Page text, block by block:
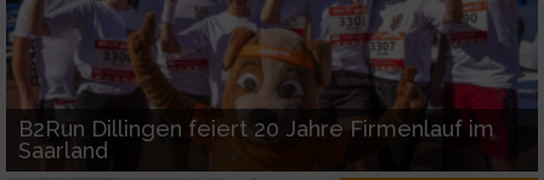
B2Run Dillingen feiert 20 Jahre Firmenlauf im
Saarland
Verwendung genauer Standortdaten
Geräte anhand von aktiv angeforderten
Informationen identifizieren
Nicht-IAB-Verarbeitungszwecke: